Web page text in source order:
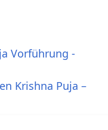
Vorführung -
Krishna Puja –